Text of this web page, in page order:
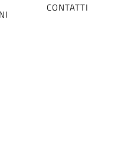
CONTATTI